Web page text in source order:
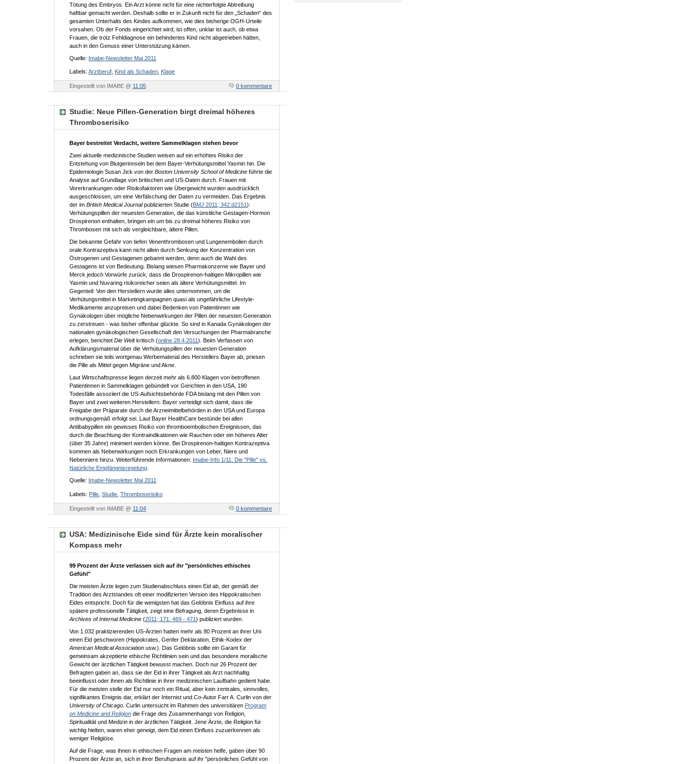
Tötung des Embryos. Ein Arzt könne nicht für eine nichterfolgte Abtreibung
haftbar gemacht werden. Deshalb sollte er in Zukunft nicht für den „Schaden“ des
gesamten Unterhalts des Kindes aufkommen, wie dies bisherige OGH-Urteile
vorsahen. Ob der Fonds eingerichtet wird, ist offen, unklar ist auch, ob etwa
Frauen, die trotz Fehldiagnose ein behindertes Kind nicht abgetrieben hätten,
auch in den Genuss einer Unterstützung kämen.
Quelle: Imabe-Newsletter Mai 2011
Labels: Arztberuf Kind als Schaden Klage
Eingestellt von IMABE @ 11:05 0 kommentare
Studie: Neue Pillen-Generation birgt dreimal höheres
Thromboserisiko
Bayer bestreitet Verdacht, weitere Sammelklagen stehen bevor
Zwei aktuelle medizinische Studien weisen auf ein erhöhtes Risiko der
Entstehung von Blutgerinnseln bei dem Bayer-Verhütungsmittel Yasmin hin. Die
Epidemiologin Susan Jick von der Boston University School of Medicine führte die
Analyse auf Grundlage von britischen und US-Daten durch. Frauen mit
Vorerkrankungen oder Risikofaktoren wie Übergewicht wurden ausdrücklich
ausgeschlossen, um eine Verfälschung der Daten zu vermeiden. Das Ergebnis
der im British Medical Journalpublizierten Studie (BMJ 2011; 342:d2151):
Verhütungspillen der neuesten Generation, die das künstliche Gestagen-Hormon
Drospirenon enthalten, bringen ein um bis zu dreimal höheres Risiko von
Thrombosen mit sich als vergleichbare, ältere Pillen.
Die bekannte Gefahr von tiefen Venenthrombosen und Lungenembolien durch
orale Kontrazeptiva kann nicht allein durch Senkung der Konzentration von
Östrogenen und Gestagenen gebannt werden, denn auch die Wahl des
Gestagens ist von Bedeutung. Bislang wiesen Pharmakonzerne wie Bayer und
Merck jedoch Vorwürfe zurück, dass die Drospirenon-haltigen Mikropillen wie
Yasmin und Nuvaring risikoreicher seien als ältere Verhütungsmittel. Im
Gegenteil: Von den Herstellern wurde alles unternommen, um die
Verhütungsmittel in Marketingkampagnen quasi als ungefährliche Lifestyle-
Medikamente anzupreisen und dabei Bedenken von Patientinnen wie
Gynäkologen über mögliche Nebenwirkungen der Pillen der neuesten Generation
zu zerstreuen - was bisher offenbar glückte. So sind in Kanada Gynäkologen der
nationalen gynäkologischen Gesellschaft den Versuchungen der Pharmabranche
erlegen, berichtet Die Weltkritisch (online 28.4.2011). Beim Verfassen von
Aufklärungsmaterial über die Verhütungspillen der neuesten Generation
schrieben sie teils wortgenau Werbematerial des Herstellers Bayer ab, priesen
die Pille als Mittel gegen Migräne und Akne.
Laut Wirtschaftspresse liegen derzeit mehr als 6.800 Klagen von betroffenen
Patientinnen in Sammelklagen gebündelt vor Gerichten in den USA, 190
Todesfälle assoziiert die US-Aufsichtsbehörde FDA bislang mit den Pillen von
Bayer und zwei weiteren Herstellern. Bayer verteidigt sich damit, dass die
Freigabe der Präparate durch die Arzneimittelbehörden in den USA und Europa
ordnungsgemäß erfolgt sei. Laut Bayer HealthCare bestünde bei allen
Antibabypillen ein gewisses Risiko von thromboembolischen Ereignissen, das
durch die Beachtung der Kontraindikationen wie Rauchen oder ein höheres Alter
(über 35 Jahre) minimiert werden könne. Bei Drospirenon-haltigen Kontrazeptiva
kommen als Nebenwirkungen noch Erkrankungen von Leber, Niere und
Nebenniere hinzu. Weiterführende Informationen: Imabe-Info 1/11: Die "Pille" vs.
Natürliche Empfängnisregelung
Quelle: Imabe-Newsletter Mai 2011
Labels: Pille Studie Thromboserisiko
Eingestellt von IMABE @ 11:04 0 kommentare
USA: Medizinische Eide sind für Ärzte kein moralischer
Kompass mehr
99 Prozent der Ärzte verlassen sich auf ihr "persönliches ethisches
Gefühl"
Die meisten Ärzte legen zum Studienabschluss einen Eid ab, der gemäß der
Tradition des Arztstandes oft einer modifizierten Version des Hippokratischen
Eides entspricht. Doch für die wenigsten hat das Gelöbnis Einfluss auf ihre
spätere professionelle Tätigkeit, zeigt eine Befragung, deren Ergebnisse in
Archives of Internal Medicine (2011; 171: 469 - 471) publiziert wurden.
Von 1.032 praktizierenden US-Ärzten hatten mehr als 80 Prozent an ihrer Uni
einen Eid geschworen (Hippokrates, Genfer Deklaration, Ethik-Kodex der
American Medical Association usw.). Das Gelöbnis sollte ein Garant für
gemeinsam akzeptierte ethische Richtlinien sein und das besondere moralische
Gewicht der ärztlichen Tätigkeit bewusst machen. Doch nur 26 Prozent der
Befragten gaben an, dass sie der Eid in ihrer Tätigkeit als Arzt nachhaltig
beeinflusst oder ihnen als Richtlinie in ihrer medizinischen Laufbahn gedient habe.
Für die meisten stelle der Eid nur noch ein Ritual, aber kein zentrales, sinnvolles,
signifikantes Ereignis dar, erklärt der Internist und Co-Autor Farr A. Curlin von der
University of Chicago . Curlin untersucht im Rahmen des universitären Program
on Medicine and Religion die Frage des Zusammenhangs von Religion,
Spiritualität und Medizin in der ärztlichen Tätigkeit. Jene Ärzte, die Religion für
wichtig hielten, waren eher geneigt, dem Eid einen Einfluss zuzuerkennen als
weniger Religiöse.
Auf die Frage, was ihnen in ethischen Fragen am meisten helfe, gaben über 90
Prozent der Ärzte an, sich in ihrer Berufspraxis auf ihr "persönliches Gefühl von